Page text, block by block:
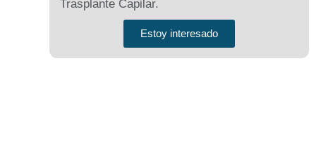
Trasplante Capilar.
Estoy interesado